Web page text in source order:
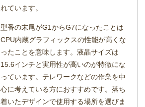
れています。
型番の末尾がG1からG7になったことは
CPU内蔵グラフィックスの性能が高くな
ったことを意味します。液晶サイズは
15.6インチと実用性が高いのが特徴にな
っています。テレワークなどの作業を中
心に考えている方におすすめです。落ち
着いたデザインで使用する場所を選びま